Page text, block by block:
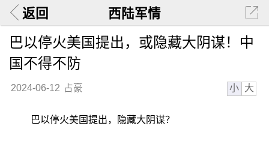
返回 西陆军情
巴以停火美国提出，或隐藏大阴谋！中
国不得不防
2024-06-12 占豪 小 大
巴以停火美国提出，隐藏大阴谋？